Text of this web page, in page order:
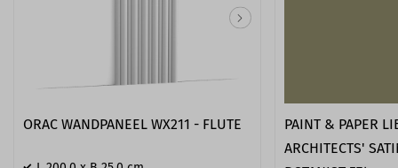
ORAC WANDPANEEL WX211 - FLUTE
PAINT & PAPER
ARCHITECTS'